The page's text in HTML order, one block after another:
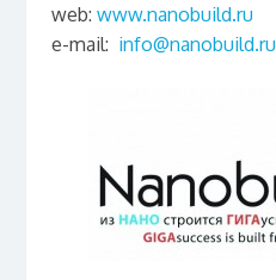
web: www.nanobuild.ru
e-mail: info@nanobuild.ru